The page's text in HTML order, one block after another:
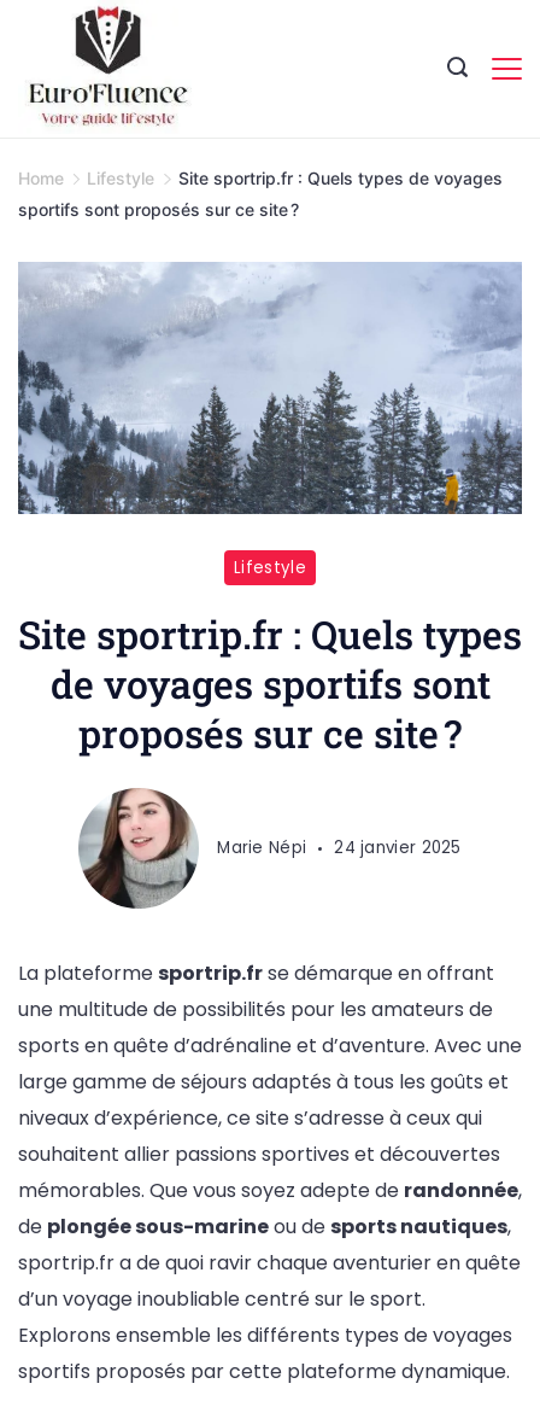
content
Home Lifestyle
Site sportrip.fr : Quels types de voyages
sportifs sont proposés sur ce site ?
Lifestyle
Site sportrip.fr : Quels types
de voyages sportifs sont
proposés sur ce site ?
Marie Népi 24 janvier 2025
La plateforme sportrip.frse démarque en offrant
une multitude de possibilités pour les amateurs de
sports en quête d’adrénaline et d’aventure. Avec une
large gamme de séjours adaptés à tous les goûts et
niveaux d’expérience, ce site s’adresse à ceux qui
souhaitent allier passions sportives et découvertes
mémorables. Que vous soyez adepte de randonnée,
de plongée sous-marineou de sports nautiques,
sportrip.fr a de quoi ravir chaque aventurier en quête
d’un voyage inoubliable centré sur le sport.
Explorons ensemble les différents types de voyages
sportifs proposés par cette plateforme dynamique.